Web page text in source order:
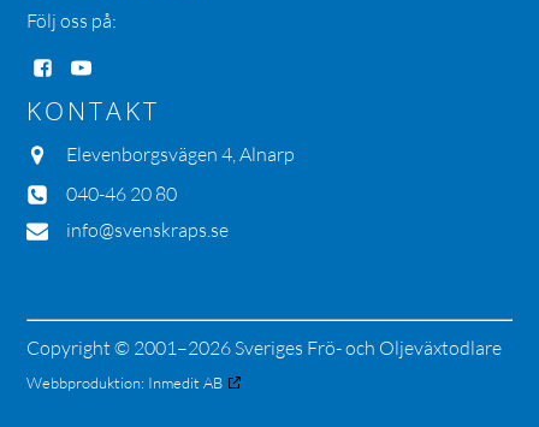
Följ oss på:
KONTAKT
Elevenborgsvägen 4, Alnarp
040-46 20 80
info@svenskraps.se
Copyright © 2001–2026 Sveriges Frö- och Oljeväxtodlare
Webbproduktion: Inmedit AB